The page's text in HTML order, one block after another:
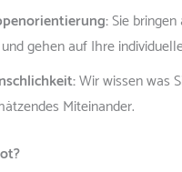
Sie
gehen auf Ihre
Wir wissen was
Miteinander.